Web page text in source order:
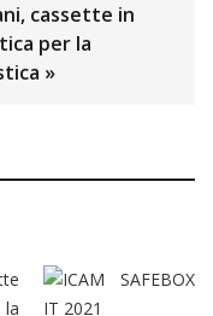
cassette in
per la
»